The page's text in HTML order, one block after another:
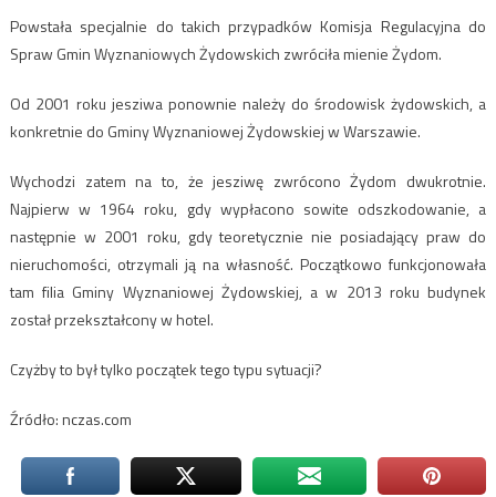
Powstała specjalnie do takich przypadków Komisja Regulacyjna do
Spraw Gmin Wyznaniowych Żydowskich zwróciła mienie Żydom.
Od 2001 roku jesziwa ponownie należy do środowisk żydowskich, a
konkretnie do Gminy Wyznaniowej Żydowskiej w Warszawie.
Wychodzi zatem na to, że jesziwę zwrócono Żydom dwukrotnie.
Najpierw w 1964 roku, gdy wypłacono sowite odszkodowanie, a
następnie w 2001 roku, gdy teoretycznie nie posiadający praw do
nieruchomości, otrzymali ją na własność. Początkowo funkcjonowała
tam filia Gminy Wyznaniowej Żydowskiej, a w 2013 roku budynek
został przekształcony w hotel.
Czyżby to był tylko początek tego typu sytuacji?
Źródło: nczas.com